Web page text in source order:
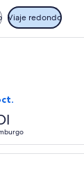
Viaje redondo
Airways,
con